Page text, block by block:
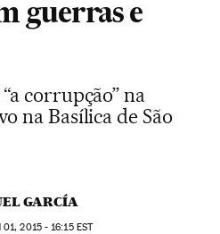
guerras e
corrupção” na
na Basílica de São
GARCÍA
01, 2015 - 16:15EST